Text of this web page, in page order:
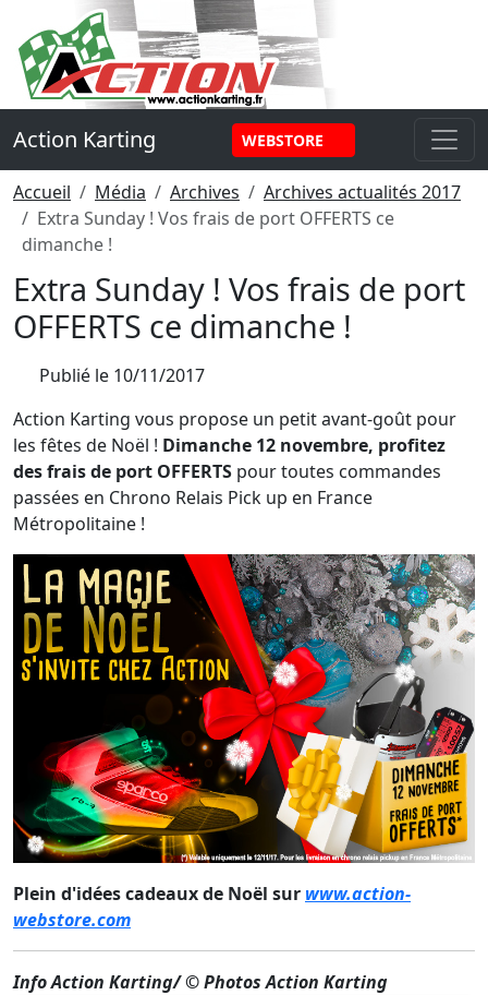
Panneau de gestion des cookies
Action Karting WEBSTORE
Accueil Média Archives
Archives actualités 2017
Extra Sunday ! Vos frais de port OFFERTS ce
dimanche !
Extra Sunday ! Vos frais de port
OFFERTS ce dimanche !
Publié le 10/11/2017
Action Karting vous propose un petit avant-goût pour
les fêtes de Noël ! Dimanche 12 novembre, profitez
des frais de port OFFERTS pour toutes commandes
passées en Chrono Relais Pick up en France
Métropolitaine !
Plein d'idées cadeaux de Noël sur www.action-
webstore.com
InfoAction Karting/ © Photos Action Karting